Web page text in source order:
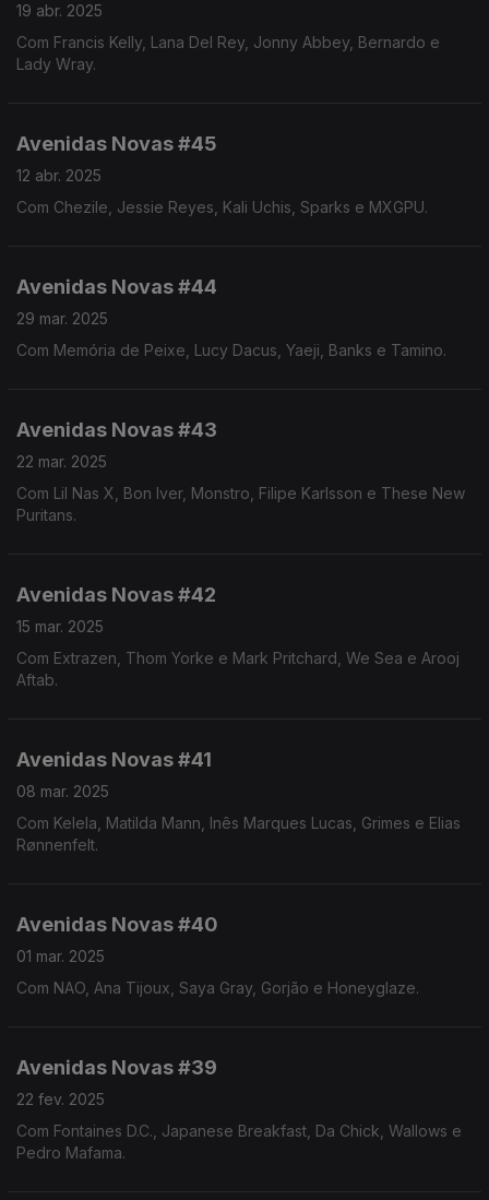
19 abr. 2025
Com Francis Kelly, Lana Del Rey, Jonny Abbey, Bernardo e
Lady Wray.
Avenidas Novas #45
12 abr. 2025
Com Chezile, Jessie Reyes, Kali Uchis, Sparks e MXGPU.
Avenidas Novas #44
29 mar. 2025
Com Memória de Peixe, Lucy Dacus, Yaeji, Banks e Tamino.
Avenidas Novas #43
22 mar. 2025
Com Lil Nas X, Bon Iver, Monstro, Filipe Karlsson e These New
Puritans.
Avenidas Novas #42
15 mar. 2025
Com Extrazen, Thom Yorke e Mark Pritchard, We Sea e Arooj
Aftab.
Avenidas Novas #41
08 mar. 2025
Com Kelela, Matilda Mann, Inês Marques Lucas, Grimes e Elias
Rønnenfelt.
Avenidas Novas #40
01 mar. 2025
Com NAO, Ana Tijoux, Saya Gray, Gorjão e Honeyglaze.
Avenidas Novas #39
22 fev. 2025
Com Fontaines D.C., Japanese Breakfast, Da Chick, Wallows e
Pedro Mafama.